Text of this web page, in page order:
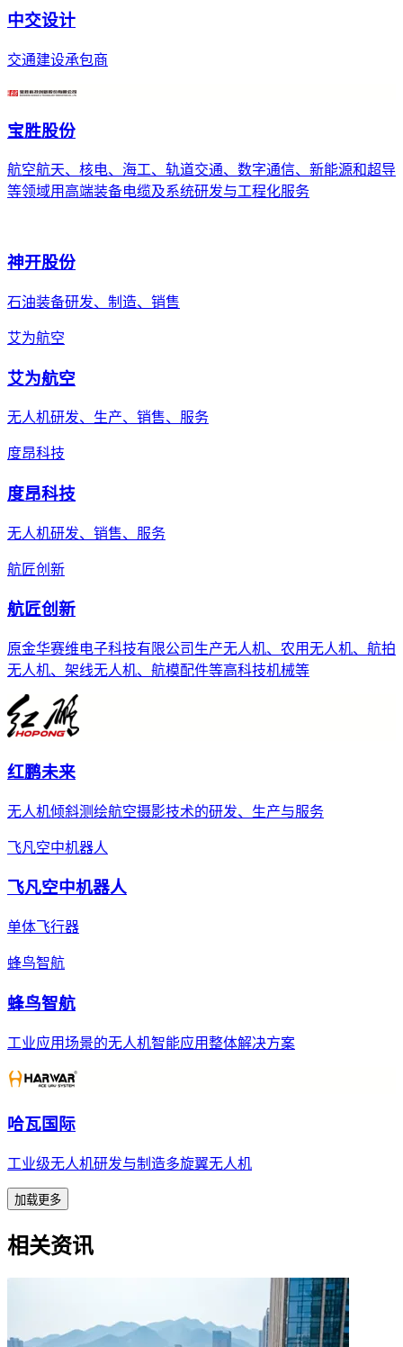
中交设计
交通建设承包商
宝胜股份
航空航天、核电、海工、轨道交通、数字通信、新能源和超导
等领域用高端装备电缆及系统研发与工程化服务
神开股份
石油装备研发、制造、销售
艾为航空
艾为航空
无人机研发、生产、销售、服务
度昂科技
度昂科技
无人机研发、销售、服务
航匠创新
航匠创新
原金华赛维电子科技有限公司生产无人机、农用无人机、航拍
无人机、架线无人机、航模配件等高科技机械等
红鹏未来
无人机倾斜测绘航空摄影技术的研发、生产与服务
飞凡空中机器人
飞凡空中机器人
单体飞行器
蜂鸟智航
蜂鸟智航
工业应用场景的无人机智能应用整体解决方案
哈瓦国际
工业级无人机研发与制造多旋翼无人机
加载更多
相关资讯